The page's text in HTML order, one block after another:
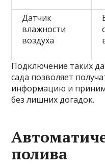
Датчик
влажности
воздуха
Подключение таких
сада позволяет
информацию и
без лишних догадок.
полива